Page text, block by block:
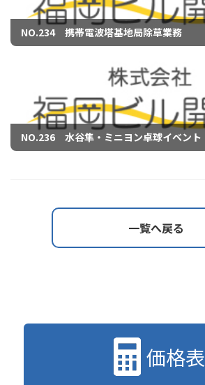
NO.234 携帯電波塔基地局除草業務
NO.236 水谷隼・ミニヨン卓球イベント
一覧へ戻る
価格表